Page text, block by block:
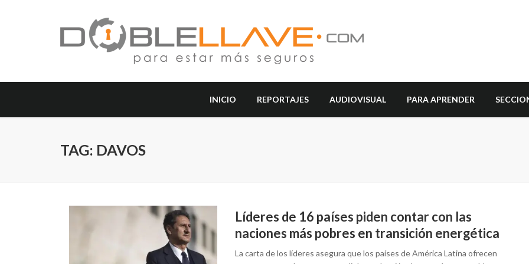
INICIO REPORTAJES AUDIOVISUAL PARA APRENDER
TAG: DAVOS
Líderes de 16 países piden contar con las
naciones más pobres en transición energética
La carta de los líderes asegura que los países de América Latina ofrecen